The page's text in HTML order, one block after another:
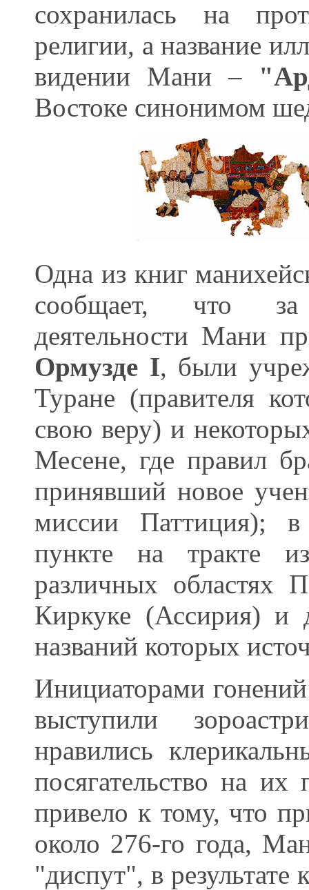
сохранилась на
религии, а название
видении Мани –
Востоке синонимом
Одна из книг
сообщает, что за
деятельности Мани
Ормузде I, были
Туране (правителя
свою веру) и
Месене, где правил
принявший новое
миссии Паттиция);
пункте на тракте
различных областях
Киркуке (Ассирия) и
названий которых
Инициаторами
выступили
нравились
посягательство на
привело к тому, что
около 276-го года,
"диспут", в результате